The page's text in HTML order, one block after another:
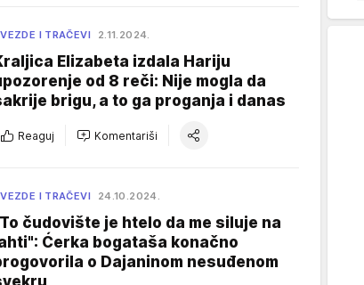
I TRAČEVI 2.11.2024.
Elizabeta izdala Hariju
od 8 reči: Nije mogla da
brigu, a to ga proganja i danas
Reaguj Komentariši
I TRAČEVI 24.10.2024.
čudovište je htelo da me siluje na
Ćerka bogataša konačno
o Dajaninom nesuđenom